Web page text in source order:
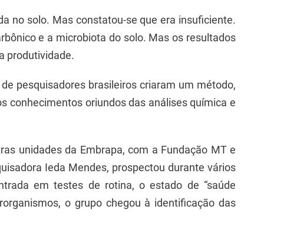
no solo. Mas constatou-se que era insuficiente.
e a microbiota do solo. Mas os resultados
produtividade.
pesquisadores brasileiros criaram um método,
conhecimentos oriundos das análises química e
unidades da Embrapa, com a Fundação MT e
Ieda Mendes, prospectou durante vários
em testes de rotina, o estado de “saúde
o grupo chegou à identificação das